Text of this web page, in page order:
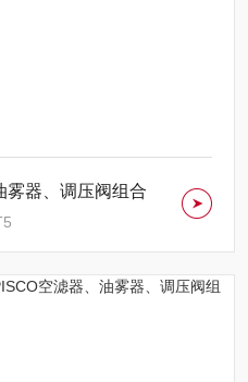
雾器、调压阀组合